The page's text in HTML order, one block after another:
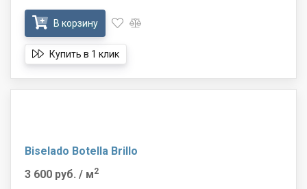
В корзину
Купить в 1 клик
Biselado Botella Brillo
3 600 руб. / м2